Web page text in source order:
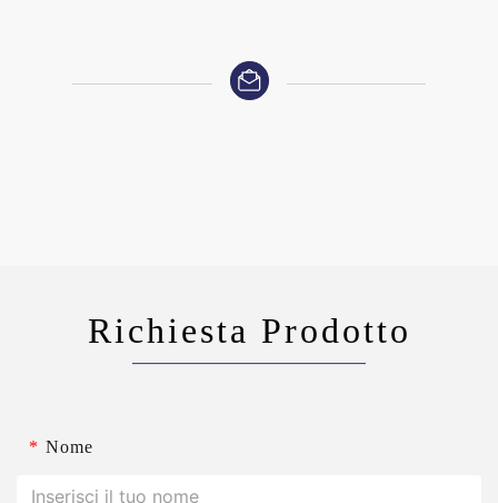
Richiesta Prodotto
* Nome